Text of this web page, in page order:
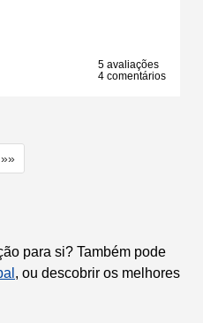
5 avaliações
4 comentários
»»
para si? Também pode
, ou descobrir os melhores